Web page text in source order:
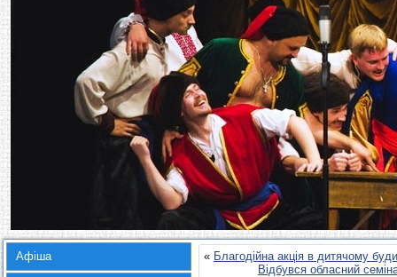
Афіша « Благодійна акція в дитячому
Відбувся обласний